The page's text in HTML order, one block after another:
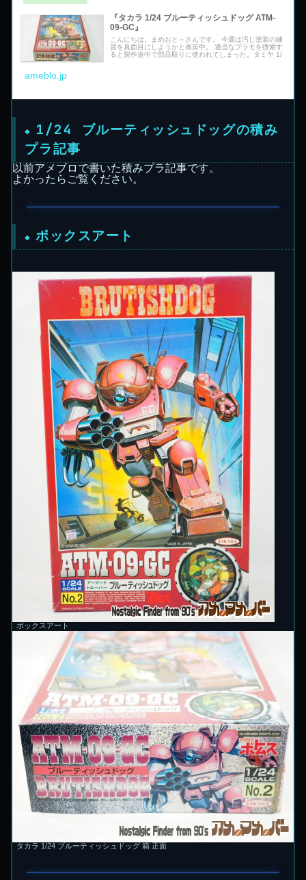
『タカラ 1/24 ブルーティッシュドッグ ATM-
09-GC』
こんにちは。まめおと～さんです。 今週は汚し塗装の練
習を真面目にしようかと画策中。 適当なプラモを捜索す
ると製作途中で部品取りに使われてしまった。タミヤ 1/
ameblo.jp
1/24 ブルーティッシュドッグの積み
プラ記事
以前アメブロで書いた積みプラ記事です。
よかったらご覧ください。
ボックスアート
ボックスアート
タカラ 1/24 ブルーティッシュドッグ 箱 正面